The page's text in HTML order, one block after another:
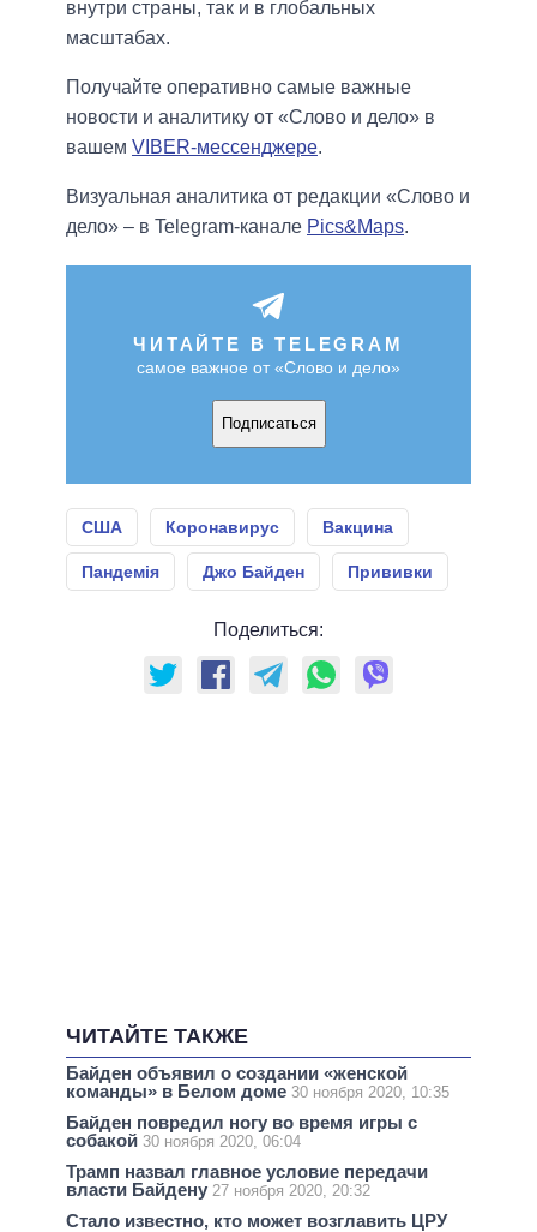
внутри страны, так и в глобальных
масштабах.
Получайте оперативно самые важные
новости и аналитику от «Слово и дело» в
вашем VIBER-мессенджере.
Визуальная аналитика от редакции «Слово и
дело» – в Telegram-канале Pics&Maps.
ЧИТАЙТЕ В TELEGRAM
самое важное от «Слово и дело»
Подписаться
США Коронавирус Вакцина
Пандемія Джо Байден Прививки
Поделиться:
ЧИТАЙТЕ ТАКЖЕ
Байден объявил о создании «женской
команды» в Белом доме 30 ноября 2020, 10:35
Байден повредил ногу во время игры с
собакой 30 ноября 2020, 06:04
Трамп назвал главное условие передачи
власти Байдену 27 ноября 2020, 20:32
Стало известно, кто может возглавить ЦРУ